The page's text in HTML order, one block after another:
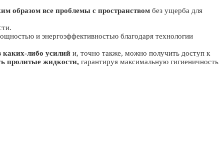
образом все проблемы с пространством без ущерба для
и энергоэффективностью благодаря технологии
каких-либо усилий и, точно также, можно получить доступ к
пролитые жидкости, гарантируя максимальную гигиеничность